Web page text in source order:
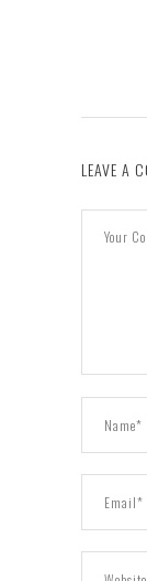
LEAVE A